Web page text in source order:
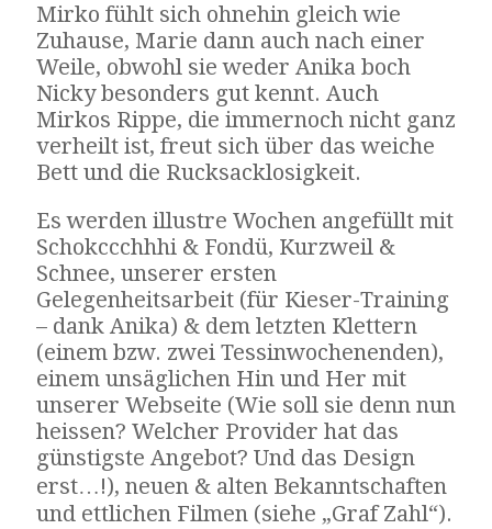
Mirko fühlt sich ohnehin gleich wie
Zuhause, Marie dann auch nach einer
Weile, obwohl sie weder Anika boch
Nicky besonders gut kennt. Auch
Mirkos Rippe, die immernoch nicht ganz
verheilt ist, freut sich über das weiche
Bett und die Rucksacklosigkeit.
Es werden illustre Wochen angefüllt mit
Schokccchhhi & Fondü, Kurzweil &
Schnee, unserer ersten
Gelegenheitsarbeit (für Kieser-Training
– dank Anika) & dem letzten Klettern
(einem bzw. zwei Tessinwochenenden),
einem unsäglichen Hin und Her mit
unserer Webseite (Wie soll sie denn nun
heissen? Welcher Provider hat das
günstigste Angebot? Und das Design
erst…!), neuen & alten Bekanntschaften
und ettlichen Filmen (siehe „Graf Zahl“).